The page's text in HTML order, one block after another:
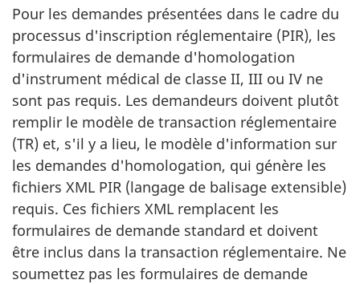
Pour les demandes présentées dans le cadre du
processus d'inscription réglementaire (PIR), les
formulaires de demande d'homologation
d'instrument médical de classe II, III ou IV ne
sont pas requis. Les demandeurs doivent plutôt
remplir le modèle de transaction réglementaire
(TR) et, s'il y a lieu, le modèle d'information sur
les demandes d'homologation, qui génère les
fichiers XML PIR (langage de balisage extensible)
requis. Ces fichiers XML remplacent les
formulaires de demande standard et doivent
être inclus dans la transaction réglementaire. Ne
soumettez pas les formulaires de demande